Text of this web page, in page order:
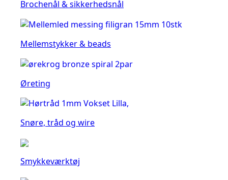
Brochenål & sikkerhedsnål
Mellemstykker & beads
Øreting
Snøre, tråd og wire
Smykkeværktøj